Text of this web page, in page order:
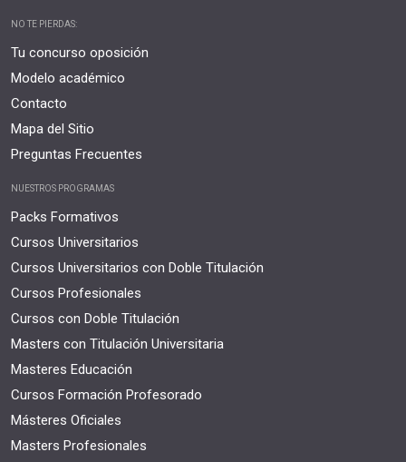
NO TE PIERDAS:
Tu concurso oposición
Modelo académico
Contacto
Mapa del Sitio
Preguntas Frecuentes
NUESTROS PROGRAMAS
Packs Formativos
Cursos Universitarios
Cursos Universitarios con Doble Titulación
Cursos Profesionales
Cursos con Doble Titulación
Masters con Titulación Universitaria
Masteres Educación
Cursos Formación Profesorado
Másteres Oficiales
Masters Profesionales